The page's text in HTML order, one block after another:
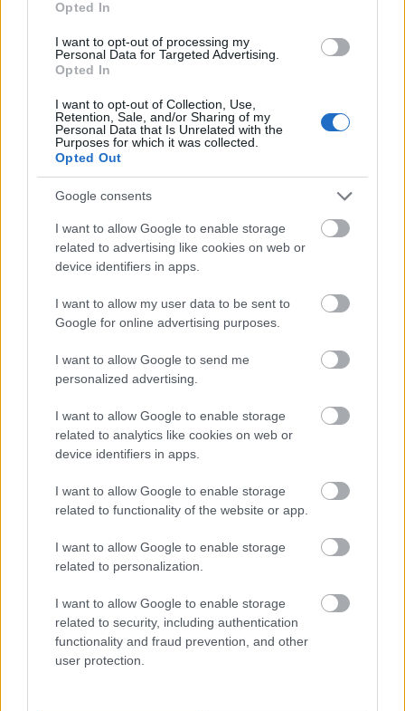
Opted In
I want to opt-out of processing my
Personal Data for Targeted Advertising.
Opted In
I want to opt-out of Collection, Use,
Retention, Sale, and/or Sharing of my
Personal Data that Is Unrelated with the
Purposes for which it was collected.
Opted Out
Google consents
I want to allow Google to enable storage
related to advertising like cookies on web or
device identifiers in apps.
I want to allow my user data to be sent to
Google for online advertising purposes.
I want to allow Google to send me
personalized advertising.
I want to allow Google to enable storage
related to analytics like cookies on web or
device identifiers in apps.
I want to allow Google to enable storage
related to functionality of the website or app.
I want to allow Google to enable storage
related to personalization.
I want to allow Google to enable storage
related to security, including authentication
functionality and fraud prevention, and other
user protection.
ασχολούμαστε τώρα και, φυσικά, προσπαθούμε
παράλληλα να βελτιώσουμε την ανθεκτικότητα,
επειδή αν αυξήσεις την απόδοση, πρέπει να
αυξήσεις και την ανθεκτικότητα. Δεν έχουμε
ολοκληρώσει ακόμα πλήρως τον κινητήρα, αλλά
προσπαθούμε σκληρά για να τα έχουμε
καταφέρει μέχρι την Ολλανδία».
Δείτε την εκπομπή Pole Position by
Allwyn του gMotion, με τους Κώστα
Παστρίμα, Στάθη Κοκκορόγιαννη και
Δήμητρα Ηρειώτη να κάνουν την
ανάλυση του GP Μ. Βρετανίας.
Ακολουθήστε την σελίδα του gMotion στο Facebook
@Photo credits:Aston Martin media portal